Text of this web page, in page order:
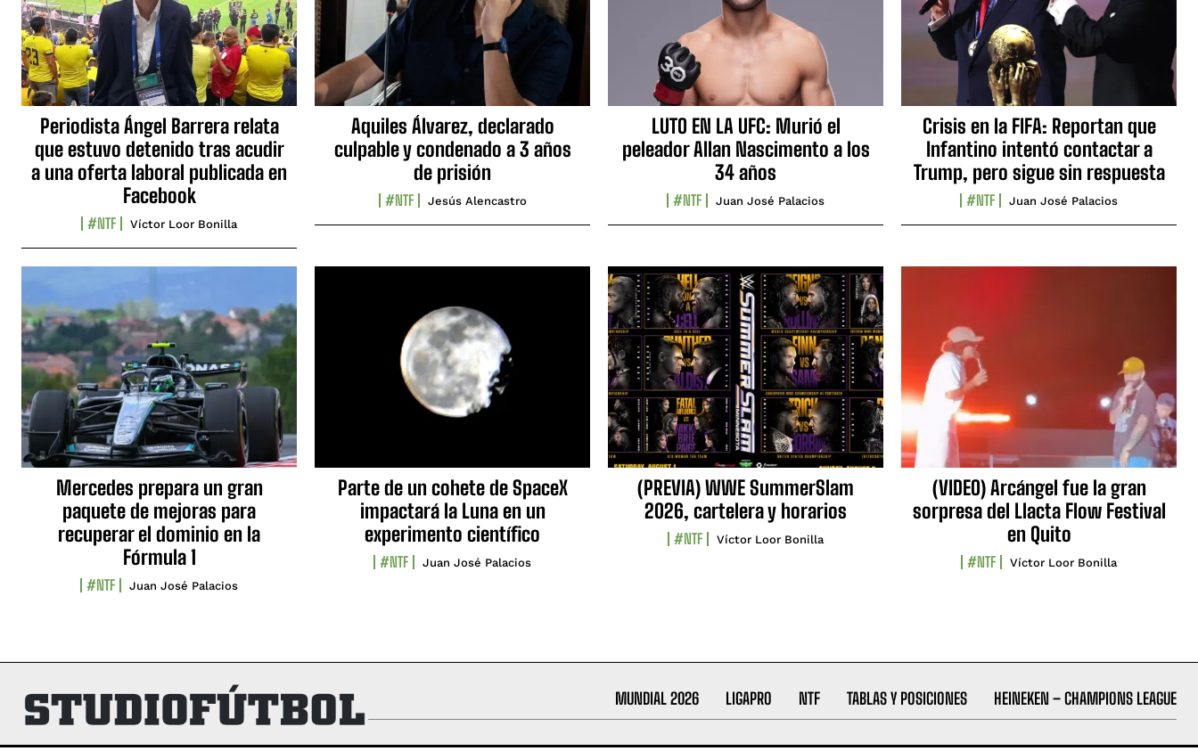
Periodista Ángel Barrera relata
que estuvo detenido tras acudir
a una oferta laboral publicada en
Facebook
#NTF Víctor Loor Bonilla
Aquiles Álvarez, declarado
culpable y condenado a 3 años
de prisión
#NTF Jesús Alencastro
LUTO EN LA UFC: Murió el
peleador Allan Nascimento a los
34 años
#NTF Juan José Palacios
Crisis en la FIFA: Reportan que
Infantino intentó contactar a
Trump, pero sigue sin respuesta
#NTF Juan José Palacios
Mercedes prepara un gran
paquete de mejoras para
recuperar el dominio en la
Fórmula 1
#NTF Juan José Palacios
Parte de un cohete de SpaceX
impactará la Luna en un
experimento científico
#NTF Juan José Palacios
(PREVIA) WWE SummerSlam
2026, cartelera y horarios
#NTF Víctor Loor Bonilla
(VIDEO) Arcángel fue la gran
sorpresa del Llacta Flow Festival
en Quito
#NTF Víctor Loor Bonilla
MUNDIAL 2026 LIGAPRO NTF TABLAS Y POSICIONES HEINEKEN – CHAMPIONS LEAGUE